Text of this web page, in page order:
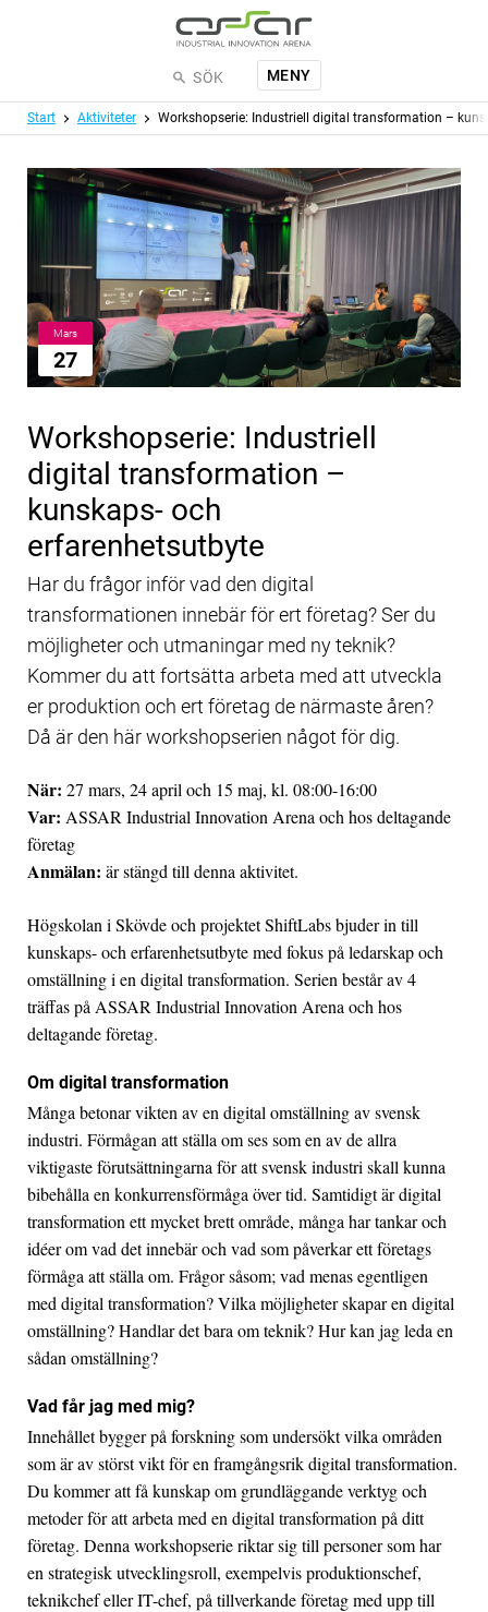
SÖK MENY
Meny
Start Aktiviteter Workshopserie: Industriell digital transformation –
Mars
27
Workshopserie: Industriell
digital transformation –
kunskaps- och
erfarenhetsutbyte
Har du frågor inför vad den digital
transformationen innebär för ert företag? Ser du
möjligheter och utmaningar med ny teknik?
Kommer du att fortsätta arbeta med att utveckla
er produktion och ert företag de närmaste åren?
Då är den här workshopserien något för dig.
När: 27 mars, 24 april och 15 maj, kl. 08:00-16:00
Var: ASSAR Industrial Innovation Arena och hos deltagande
företag
Anmälan: är stängd till denna aktivitet.
Högskolan i Skövde och projektet ShiftLabs bjuder in till
kunskaps- och erfarenhetsutbyte med fokus på ledarskap och
omställning i en digital transformation. Serien består av 4
träffas på ASSAR Industrial Innovation Arena och hos
deltagande företag.
Om digital transformation
Många betonar vikten av en digital omställning av svensk
industri. Förmågan att ställa om ses som en av de allra
viktigaste förutsättningarna för att svensk industri skall kunna
bibehålla en konkurrensförmåga över tid. Samtidigt är digital
transformation ett mycket brett område, många har tankar och
idéer om vad det innebär och vad som påverkar ett företags
förmåga att ställa om. Frågor såsom; vad menas egentligen
med digital transformation? Vilka möjligheter skapar en digital
omställning? Handlar det bara om teknik? Hur kan jag leda en
sådan omställning?
Vad får jag med mig?
Innehållet bygger på forskning som undersökt vilka områden
som är av störst vikt för en framgångsrik digital transformation.
Du kommer att få kunskap om grundläggande verktyg och
metoder för att arbeta med en digital transformation på ditt
företag. Denna workshopserie riktar sig till personer som har
en strategisk utvecklingsroll, exempelvis produktionschef,
teknikchef eller IT-chef, på tillverkande företag med upp till